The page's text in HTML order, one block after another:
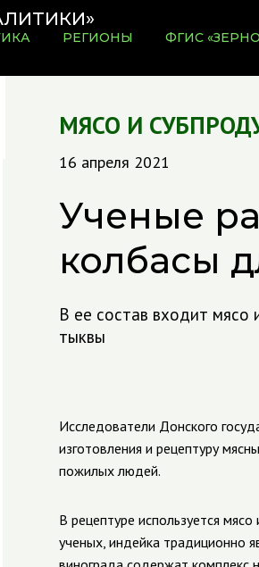
РЕГИОНЫ ФГИС
МЯСО И
16 апреля 2021
Ученые
колбасы
В ее состав входит мясо
тыквы
Исследователи Донского
изготовления и рецептуру
пожилых людей.
В рецептуре используется
ученых, индейка традиционно